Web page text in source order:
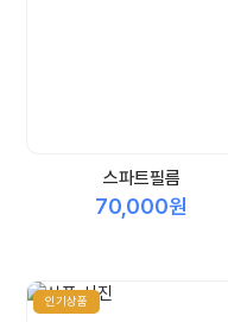
스파트필름
70,000원
인기상품